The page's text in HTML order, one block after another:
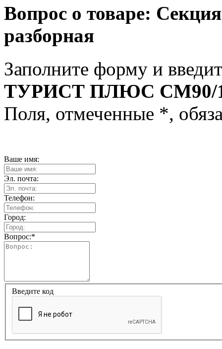
Вопрос о товаре:
разборная
Заполните форму и
ТУРИСТ ПЛЮС СМ90/1-
Поля, отмеченные *,
Ваше имя:
Эл. почта:
Телефон:
Город:
Вопрос:*
Введите код